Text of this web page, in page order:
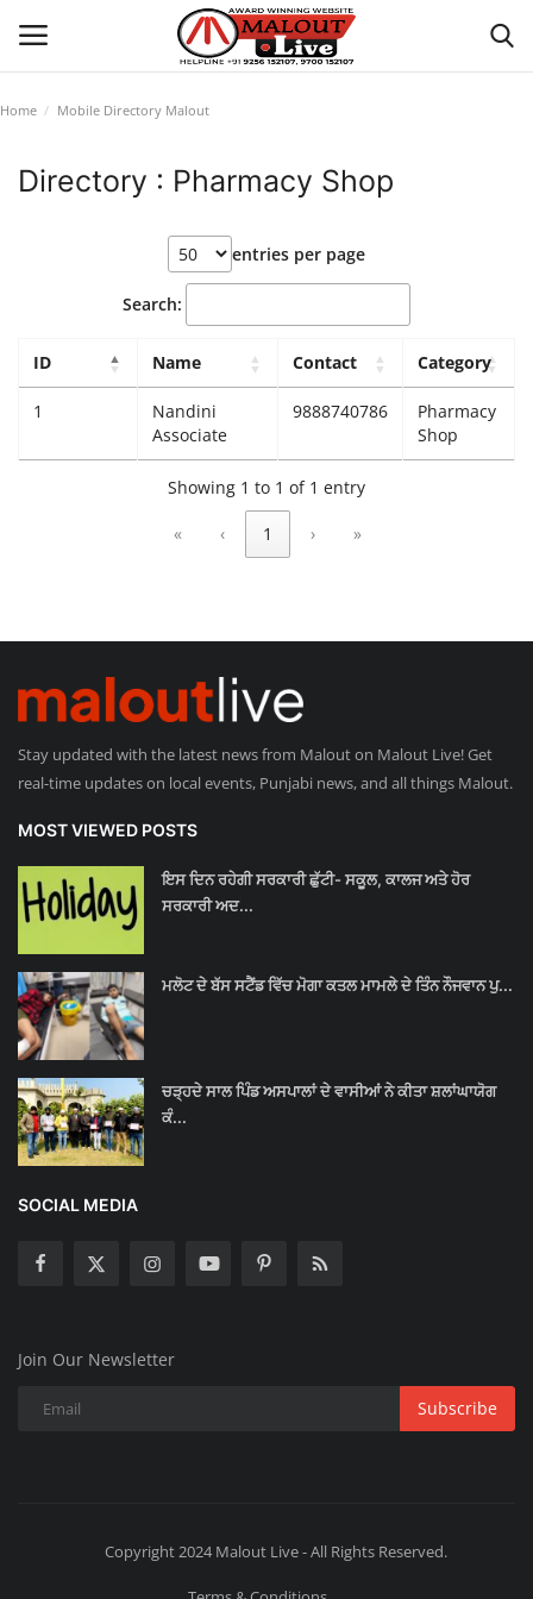
How to Reach Malout
Privacy Policy
Malout News
Railway Time Table
Lambi
Sri Muktsar Sahib News
Punjab
Life & Style
Contact Us
Home Mobile Directory Malout
Directory : Pharmacy Shop
entries per page
Search:
ID Name Contact Category
1
Nandini
Associate
9888740786
Pharmacy
Shop
Showing 1 to 1 of 1 entry
« ‹ 1 › »
Stay updated with the latest news from Malout on Malout Live! Get
real-time updates on local events, Punjabi news, and all things Malout.
MOST VIEWED POSTS
ਇਸ ਦਿਨ ਰਹੇਗੀ ਸਰਕਾਰੀ ਛੁੱਟੀ- ਸਕੂਲ, ਕਾਲਜ ਅਤੇ ਹੋਰ
ਸਰਕਾਰੀ ਅਦ...
ਮਲੋਟ ਦੇ ਬੱਸ ਸਟੈਂਡ ਵਿੱਚ ਮੋਗਾ ਕਤਲ ਮਾਮਲੇ ਦੇ ਤਿੰਨ ਨੌਜਵਾਨ ਪੁ...
ਚੜ੍ਹਦੇ ਸਾਲ ਪਿੰਡ ਅਸਪਾਲਾਂ ਦੇ ਵਾਸੀਆਂ ਨੇ ਕੀਤਾ ਸ਼ਲਾਂਘਾਯੋਗ
ਕੰ...
SOCIAL MEDIA
Join Our Newsletter
Subscribe
Copyright 2024 Malout Live - All Rights Reserved.